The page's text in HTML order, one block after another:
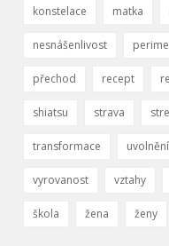
konstelace matka
nesnášenlivost
přechod recept
shiatsu strava
transformace uvolnění
vyrovanost vztahy
škola žena ženy